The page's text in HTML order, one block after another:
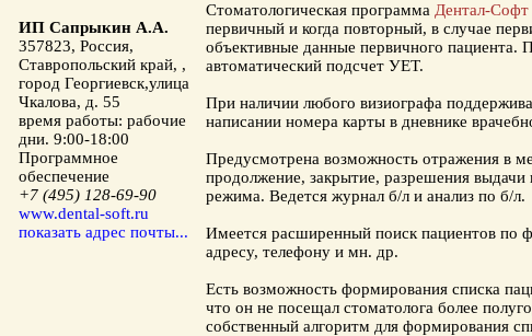
ИП Сапрыкин А.А.
357823, Россия,
Ставропольский край, ,
город Георгиевск,улица
Чкалова, д. 55
время работы: рабочие
дни. 9:00-18:00
Программное
обеспечение
+7 (495) 128-69-90
www.dental-soft.ru
показать адрес почты...
Стоматологическая программа Дентал-Софт
первичный и когда повторный, в случае
объективные данные первичного
автоматический подсчет УЕТ.
При наличии любого визиографа
написании номера карты в дневнике
Предусмотрена возможность отражения в
продолжение, закрытие, разрешения выдачи
режима. Ведется журнал б/л и анализ по б/л.
Имеется расширенный поиск пациентов
адресу, телефону и мн. др.
Есть возможность формирования списка
что он не посещал стоматолога более
собственный алгоритм для формирования